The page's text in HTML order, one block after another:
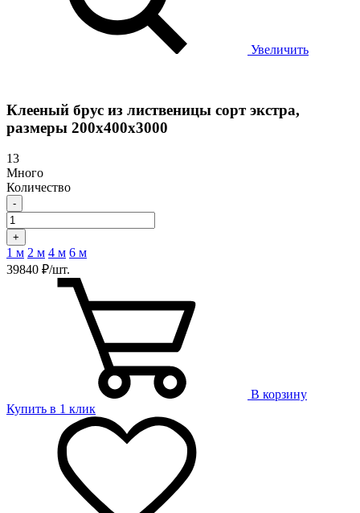
Увеличить
Клееный брус из лиственицы сорт экстра,
размеры 200х400х3000
13
Много
Количество
-
+
1 м 2 м 4 м 6 м
39840 ₽/шт.
В корзину
Купить в 1 клик